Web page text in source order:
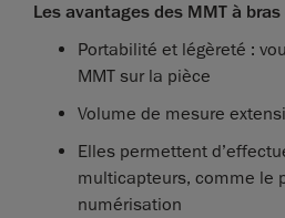
Les avantages des MMT à
Portabilité et légèreté :
MMT sur la pièce
Volume de mesure
Elles permettent
multicapteurs, comme le
numérisation